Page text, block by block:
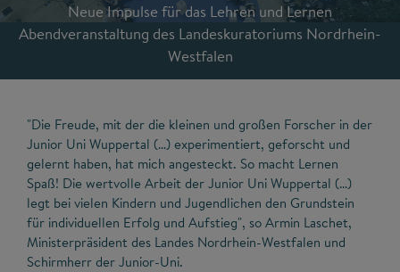
Neue Impulse für das Lehren und Lernen
Abendveranstaltung des Landeskuratoriums Nordrhein-
Westfalen
"Die Freude, mit der die kleinen und großen Forscher in der
Junior Uni Wuppertal (…) experimentiert, geforscht und
gelernt haben, hat mich angesteckt. So macht Lernen
Spaß! Die wertvolle Arbeit der Junior Uni Wuppertal (…)
legt bei vielen Kindern und Jugendlichen den Grundstein
für individuellen Erfolg und Aufstieg", so Armin Laschet,
Ministerpräsident des Landes Nordrhein-Westfalen und
Schirmherr der Junior-Uni.